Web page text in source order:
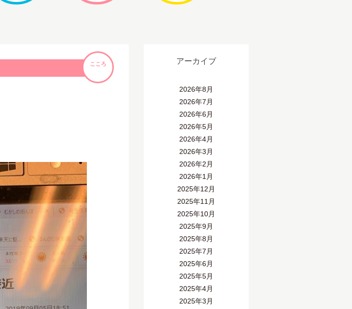
こころ アーカイブ
2026年8月
2026年7月
2026年6月
2026年5月
2026年4月
2026年3月
2026年2月
2026年1月
2025年12月
2025年11月
2025年10月
2025年9月
2025年8月
2025年7月
2025年6月
2025年5月
2025年4月
2025年3月